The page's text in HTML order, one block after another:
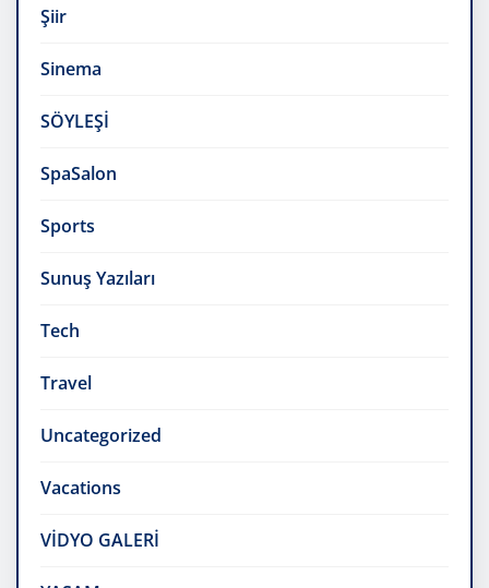
Şiir
Sinema
SÖYLEŞİ
SpaSalon
Sports
Sunuş Yazıları
Tech
Travel
Uncategorized
Vacations
VİDYO GALERİ